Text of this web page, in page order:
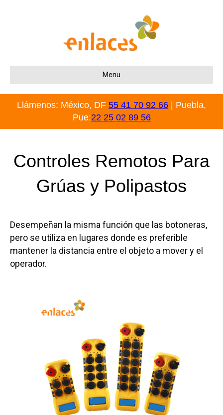
Menu
Llámenos: México, DF 55 41 70 92 66
| Puebla,
Pue:22 25 02 89 56
Controles Remotos Para
Grúas y Polipastos
Desempeñan la misma función que las botoneras,
pero se utiliza en lugares donde es preferible
mantener la distancia entre el objeto a mover y el
operador.